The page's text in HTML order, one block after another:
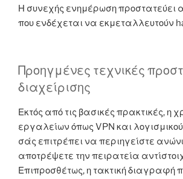
Η συνεχής ενημέρωση προστατεύει
που ενδέχεται να εκμεταλλευτούν
Προηγμένες τεχνικές
διαχείρισης
Εκτός από τις βασικές πρακτικές, η
εργαλείων όπως VPN και
σάς επιτρέπει να περιηγείστε
αποτρέψετε την πειρατεία
Επιπροσθέτως, η τακτική διαγραφή